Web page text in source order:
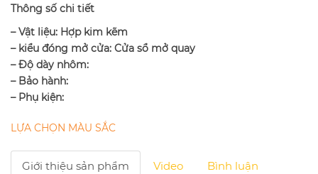
Thông số chi tiết
– Vật liệu: Hợp kim kẽm
– kiểu đóng mở cửa: Cửa sổ mở quay
– Độ dày nhôm:
– Bảo hành:
– Phụ kiện:
LỰA CHỌN MÀU SẮC
Giới thiệu sản phẩm Video Bình luận